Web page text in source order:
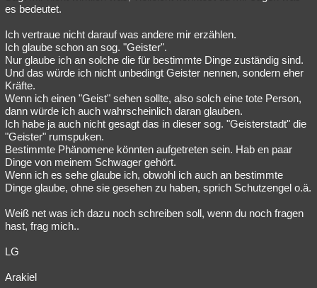
es bedeutet.
Ich vertraue nicht darauf was andere mir erzählen.
Ich glaube schon an sog. "Geister".
Nur glaube ich an solche die für bestimmte Dinge zuständig sind.
Und das würde ich nicht unbedingt Geister nennen, sondern eher
Kräfte.
Wenn ich einen "Geist" sehen sollte, also solch eine tote Person,
dann würde ich auch wahrscheinlich daran glauben.
Ich habe ja auch nicht gesagt das in dieser sog. "Geisterstadt" die
"Geister" rumspuken.
Bestimmte Phänomene könnten aufgetreten sein. Hab en paar
Dinge von meinem Schwager gehört.
Wenn ich es sehe glaube ich, obwohl ich auch an bestimmte
Dinge glaube, ohne sie gesehen zu haben, sprich Schutzengel o.ä.
Weiß net was ich dazu noch schreiben soll, wenn du noch fragen
hast, frag mich..
LG
Arakiel